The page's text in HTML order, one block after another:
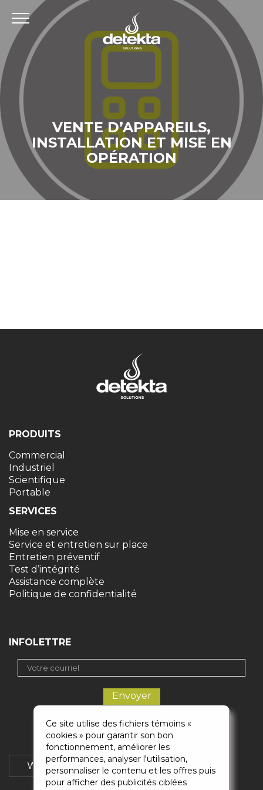
VENTE D’APPAREILS,
INSTALLATION ET MISE EN
OPÉRATION
PRODUITS
Commercial
Industriel
Scientifique
Portable
SERVICES
Mise en service
Service et entretien sur place
Entretien préventif
Test d’intégrité
Assistance complète
Politique de confidentialité
INFOLETTRE
Wikigaz Soumission
Ce site utilise des fichiers témoins «
cookies » pour garantir son bon
fonctionnement, améliorer les
performances, analyser l'utilisation,
personnaliser le contenu et les offres puis
pour afficher des publicités ciblées